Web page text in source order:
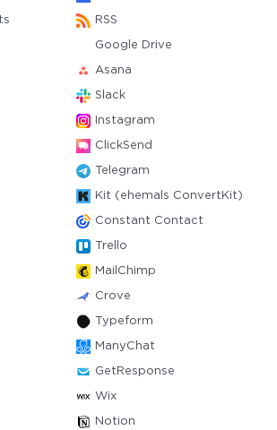
RSS
Google Drive
Asana
Slack
Instagram
ClickSend
Telegram
Kit (ehemals ConvertKit)
Constant Contact
Trello
MailChimp
Crove
Typeform
ManyChat
GetResponse
Wix
Notion